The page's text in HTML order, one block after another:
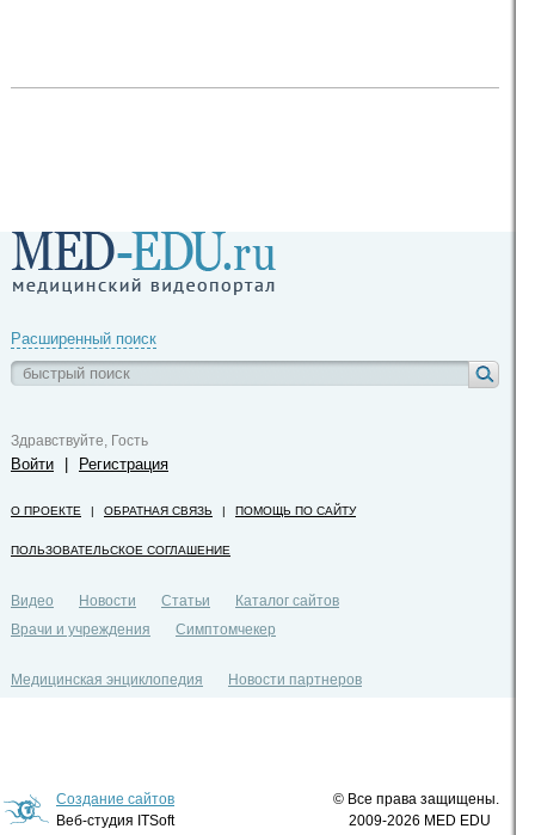
Расширенный поиск
Здравствуйте, Гость
Войти Регистрация
О ПРОЕКТЕ | ОБРАТНАЯ СВЯЗЬ | ПОМОЩЬ ПО САЙТУ
ПОЛЬЗОВАТЕЛЬСКОЕ СОГЛАШЕНИЕ
Видео Новости Статьи
Каталог сайтов
Врачи и учреждения
Симптомчекер
Медицинская энциклопедия
Новости партнеров
Создание сайтов
Веб-студия ITSoft
© Все права защищены.
2009-2026 MED EDU